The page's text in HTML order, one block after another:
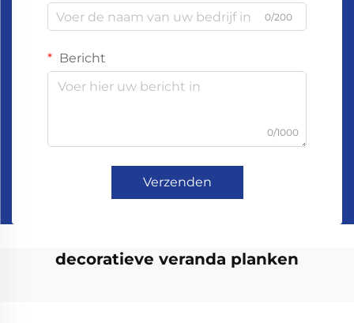
0/200
Bericht
0/1000
Verzenden
decoratieve veranda planken